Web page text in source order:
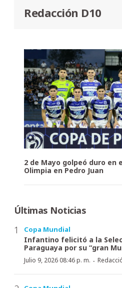
Redacción D10
2 de Mayo golpeó duro en
Olimpia en Pedro Juan
Últimas Noticias
Copa Mundial
Infantino felicitó a la
Paraguaya por su “gran
Julio 9, 2026 08:46 p. m. ·